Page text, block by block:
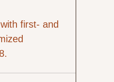
first‐ and